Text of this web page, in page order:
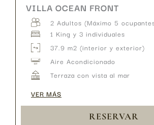
VILLA OCEAN FRONT
2 Adultos (Máximo 5
1 King y 3 individuales
37.9 m2 (interior y exterior)
Aire Acondicionado
Terraza con vista al mar
VER MÁS
RESERVAR